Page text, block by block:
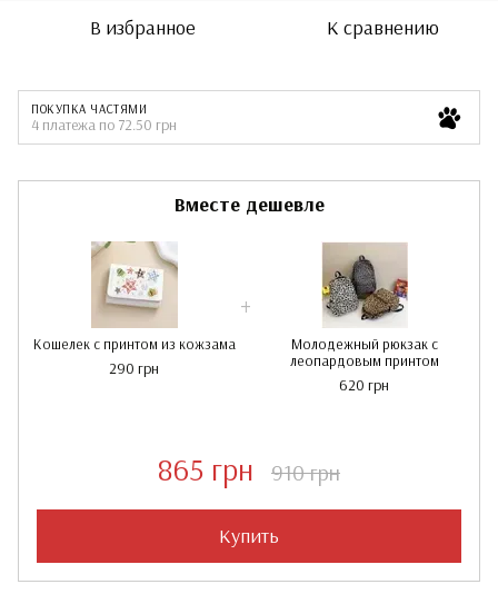
В избранное К сравнению
ПОКУПКА ЧАСТЯМИ
4 платежа по 72.50 грн
Вместе дешевле
Кошелек с принтом из кожзама
290 грн
Молодежный рюкзак с
леопардовым принтом
620 грн
865 грн 910 грн
Купить